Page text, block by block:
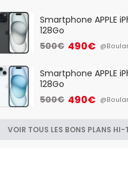
Smartphone APPLE
128Go
500€ 490€
Smartphone APPLE
128Go
500€ 490€
VOIR TOUS LES BONS PLANS HI-